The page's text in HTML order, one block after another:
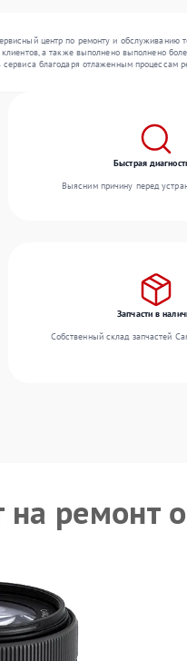
центр по ремонту и обслуживанию
а также выполнено выполнено
благодаря отлаженным процессам
Быстрая
Выясним причину перед
Запчасти в
Собственный склад запчастей
на ремонт